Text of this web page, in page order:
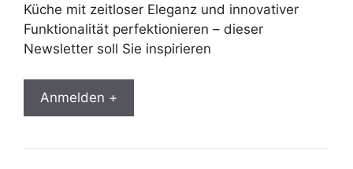
Küche mit zeitloser Eleganz und innovativer
Funktionalität perfektionieren – dieser
Newsletter soll Sie inspirieren
Anmelden +